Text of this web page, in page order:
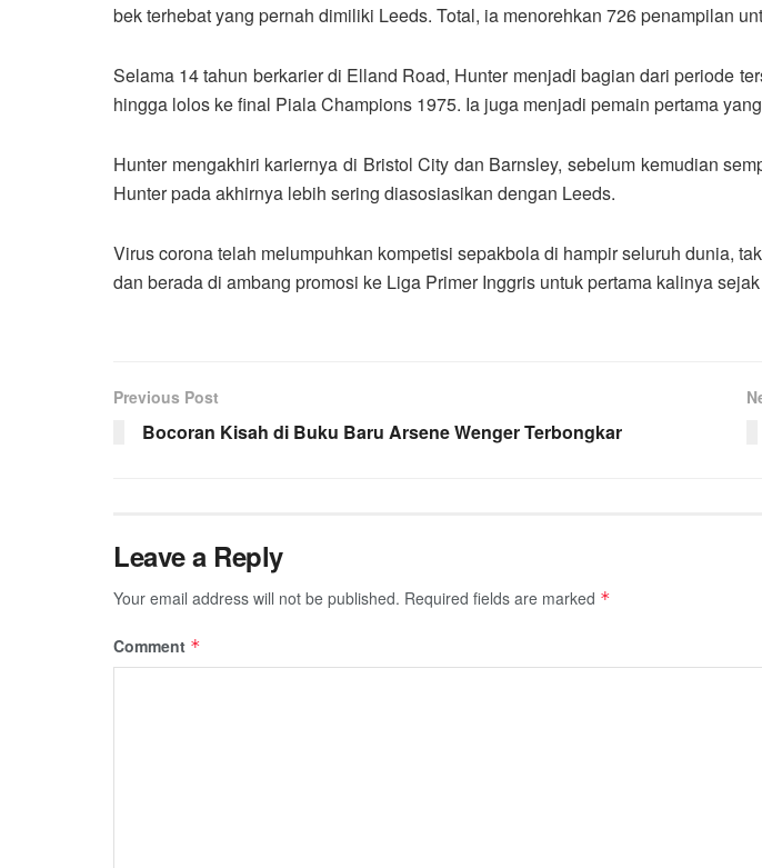
bek terhebat yang pernah dimiliki Leeds. Total, ia menorehkan 726 penampilan
Selama 14 tahun berkarier di Elland Road, Hunter menjadi bagian dari periode
hingga lolos ke final Piala Champions 1975. Ia juga menjadi pemain pertama
Hunter mengakhiri kariernya di Bristol City dan Barnsley, sebelum kemudian
Hunter pada akhirnya lebih sering diasosiasikan dengan Leeds.
Virus corona telah melumpuhkan kompetisi sepakbola di hampir seluruh dunia,
dan berada di ambang promosi ke Liga Primer Inggris untuk pertama kalinya
Previous Post
Bocoran Kisah di Buku Baru Arsene Wenger Terbongkar
Leave a Reply
Your email address will not be published. Required fields are marked *
Comment *